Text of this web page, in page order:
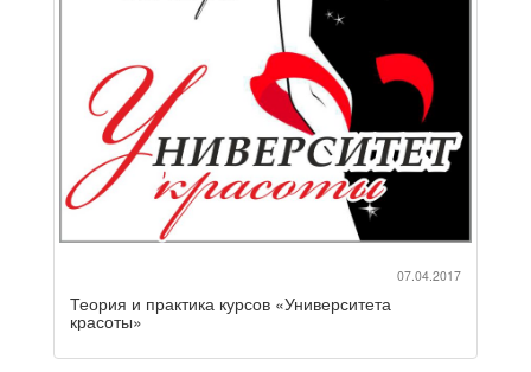
07.04.2017
Теория и практика курсов «Университета
красоты»